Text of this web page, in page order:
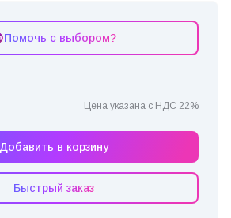
Помочь с выбором?
Цена указана с НДС 22%
Добавить в корзину
Быстрый заказ